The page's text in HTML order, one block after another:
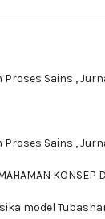
Sains ,
Sains ,
KONSEP
model